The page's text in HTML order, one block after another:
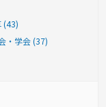
(43)
・学会 (37)